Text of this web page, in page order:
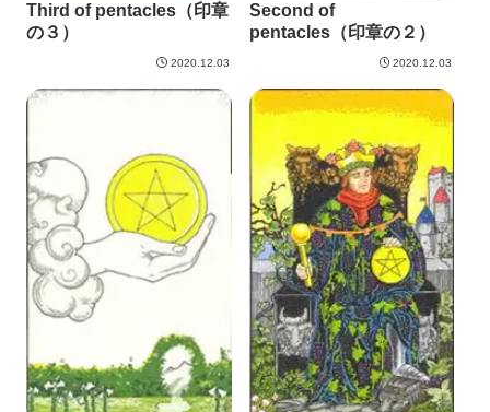
Third of pentacles（印章
の３）
2020.12.03
Second of
pentacles（印章の２）
2020.12.03